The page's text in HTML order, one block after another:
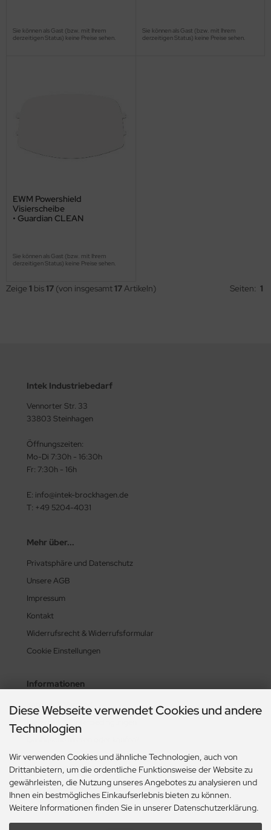
Sie können als Gast (bzw. mit Ihrem
derzeitigen Status) keine Preise sehen.
Sie können als Gast (bzw. mit Ihrem
derzeitigen Status) keine Preise sehen.
EWM Powershield
Visierscheibe
• Guardian CLEAN
Sie können als Gast (bzw. mit Ihrem
derzeitigen Status) keine Preise sehen.
Zeige 1 bis17 (von insgesamt17Artikeln) Seiten: 1
Intek Industriebedarf
Vennorter Str. 33
33803 Steinhagen
Öffnungszeiten:
Mo-Di 7:30h - 16:30h
Fr: 7:30h - 16h
E: info@intek-brockhagen.de
T: +49 5204-4031
Mehr über...
Privatsphäre und Datenschutz
Unsere AGB
Impressum
Kontakt
Widerrufsrecht & Widerrufsformular
Cookie Einstellungen
Informationen
Zahlung & Versand
Lieferzeit & Lieferbedingungen
Historie? Fehlanzeige!
Aktionsheft Sommer 2026
Zahlungsmethoden
Diese Webseite verwendet Cookies und andere
Technologien
Wir verwenden Cookies und ähnliche Technologien, auch von
Drittanbietern, um die ordentliche Funktionsweise der Website zu
gewährleisten, die Nutzung unseres Angebotes zu analysieren und
Ihnen ein bestmögliches Einkaufserlebnis bieten zu können.
Weitere Informationen finden Sie in unserer Datenschutzerklärung.